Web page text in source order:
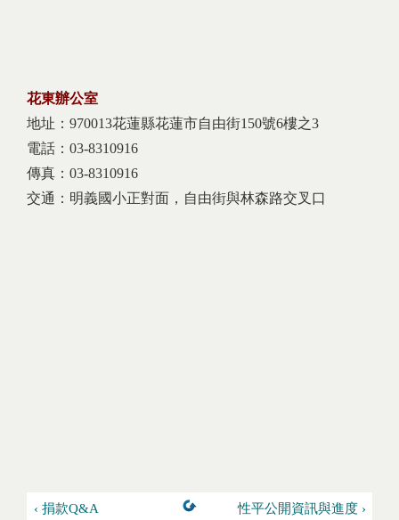
花東辦公室
地址：970013花蓮縣花蓮市自由街150號6樓之3
電話：03-8310916
傳真：03-8310916
交通：明義國小正對面，自由街與林森路交叉口
‹ 捐款Q&A 性平公開資訊與進度 ›